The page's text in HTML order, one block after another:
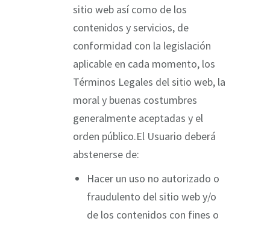
sitio web así como de los
contenidos y servicios, de
conformidad con la legislación
aplicable en cada momento, los
Términos Legales del sitio web, la
moral y buenas costumbres
generalmente aceptadas y el
orden público.El Usuario deberá
abstenerse de:
Hacer un uso no autorizado o
fraudulento del sitio web y/o
de los contenidos con fines o